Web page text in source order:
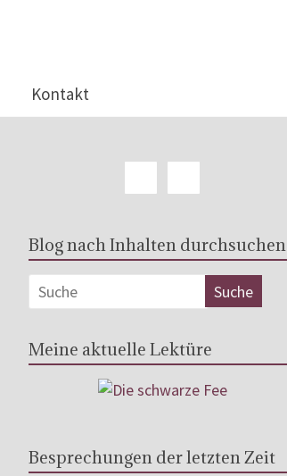
Kontakt
Blog nach Inhalten durchsuchen
Meine aktuelle Lektüre
Besprechungen der letzten Zeit